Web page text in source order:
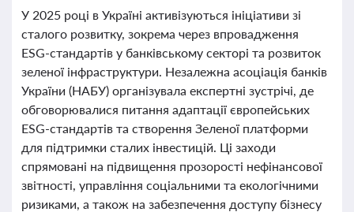
У 2025 році в Україні активізуються ініціативи зі
сталого розвитку, зокрема через впровадження
ESG-стандартів у банківському секторі та розвиток
зеленої інфраструктури. Незалежна асоціація банків
України (НАБУ) організувала експертні зустрічі, де
обговорювалися питання адаптації європейських
ESG-стандартів та створення Зеленої платформи
для підтримки сталих інвестицій. Ці заходи
спрямовані на підвищення прозорості нефінансової
звітності, управління соціальними та екологічними
ризиками, а також на забезпечення доступу бізнесу